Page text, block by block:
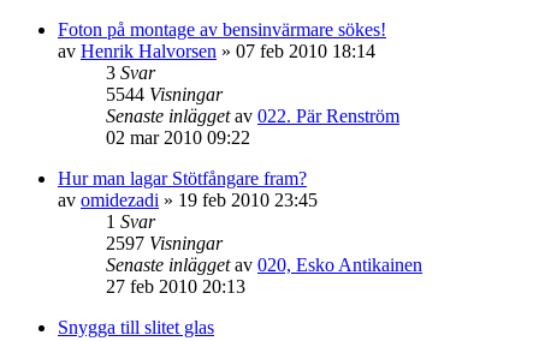
Foton på montage av bensinvärmare sökes!
av Henrik Halvorsen » 07 feb 2010 18:14
3 Svar
5544 Visningar
Senaste inläggetav 022. Pär Renström
02 mar 2010 09:22
Hur man lagar Stötfångare fram?
av omidezadi » 19 feb 2010 23:45
1 Svar
2597 Visningar
Senaste inläggetav 020, Esko Antikainen
27 feb 2010 20:13
Snygga till slitet glas